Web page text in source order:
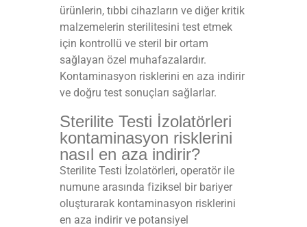
ürünlerin, tıbbi cihazların ve diğer kritik
malzemelerin sterilitesini test etmek
için kontrollü ve steril bir ortam
sağlayan özel muhafazalardır.
Kontaminasyon risklerini en aza indirir
ve doğru test sonuçları sağlarlar.
Sterilite Testi İzolatörleri
kontaminasyon risklerini
nasıl en aza indirir?
Sterilite Testi İzolatörleri, operatör ile
numune arasında fiziksel bir bariyer
oluşturarak kontaminasyon risklerini
en aza indirir ve potansiyel